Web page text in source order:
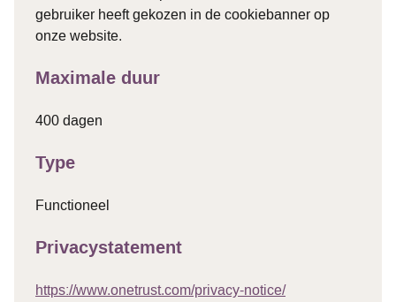
gebruiker heeft gekozen in de cookiebanner op
onze website.
Maximale duur
400 dagen
Type
Functioneel
Privacystatement
https://www.onetrust.com/privacy-notice/